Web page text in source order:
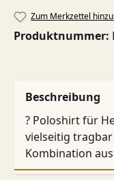
Zum Merkzettel
Produktnummer:
Beschreibung
? Poloshirt für
vielseitig
Kombination